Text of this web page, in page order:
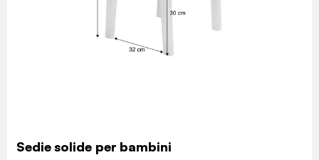
Sedie solide per bambini